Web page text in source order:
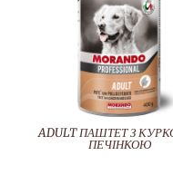
ADULT ПАШТЕТ З
ПЕЧІНКОЮ